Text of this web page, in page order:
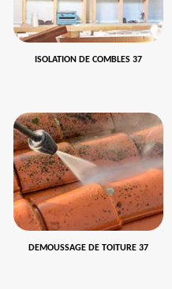
ISOLATION DE COMBLES 37
DEMOUSSAGE DE TOITURE 37